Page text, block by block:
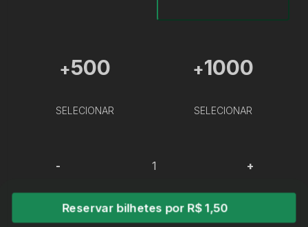
+500
SELECIONAR
+1000
SELECIONAR
- +
Reservar bilhetes por R$ 1,50